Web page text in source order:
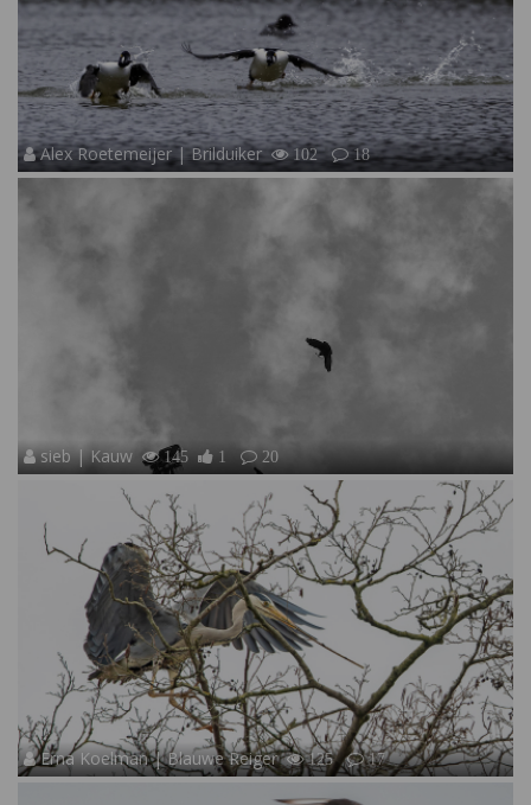
Alex Roetemeijer | Brilduiker 102 18
sieb | Kauw 145 1 20
Erna Koelman | Blauwe Reiger 125 17